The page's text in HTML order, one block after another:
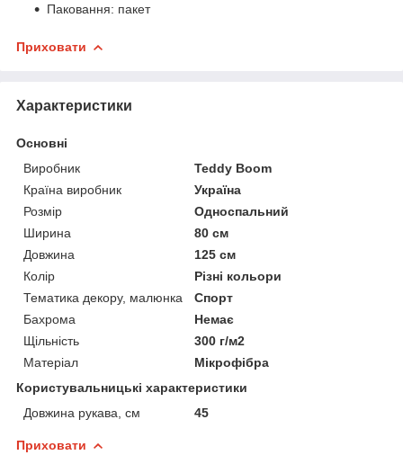
Паковання: пакет
Приховати
Характеристики
Основні
Виробник
Teddy Boom
Країна виробник
Україна
Розмір
Односпальний
Ширина
80 см
Довжина
125 см
Колір
Різні кольори
Тематика декору, малюнка
Спорт
Бахрома
Немає
Щільність
300 г/м2
Матеріал
Мікрофібра
Користувальницькі характеристики
Довжина рукава, см
45
Приховати